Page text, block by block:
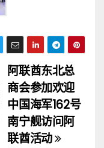
阿联酋东北总
商会参加欢迎
中国海军162号
南宁舰访问阿
联酋活动